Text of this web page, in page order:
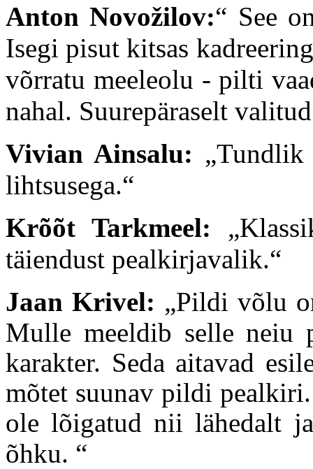
Anton Novožilov:“ See
Isegi pisut kitsas
võrratu meeleolu - pilti
nahal. Suurepäraselt
Vivian Ainsalu:
lihtsusega.“
Krõõt Tarkmeel: „
täiendust pealkirjavalik.“
Jaan Krivel: „Pildi võlu
Mulle meeldib selle neiu
karakter. Seda aitavad
mõtet suunav pildi
ole lõigatud nii lähedalt
õhku. “